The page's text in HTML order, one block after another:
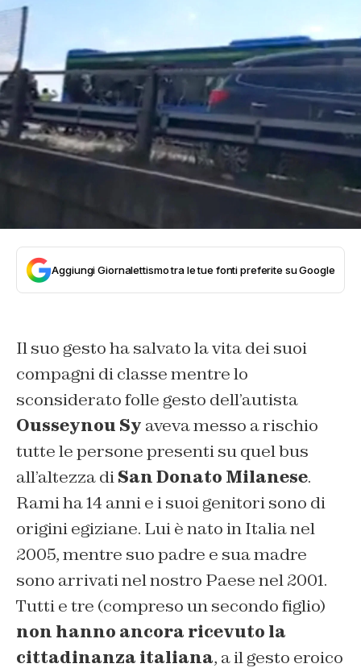
Aggiungi Giornalettismo tra le tue fonti preferite su Google
Il suo gesto ha salvato la vita dei suoi
compagni di classe mentre lo
sconsiderato folle gesto dell’autista
Ousseynou Sy aveva messo a rischio
tutte le persone presenti su quel bus
all’altezza diSan Donato Milanese.
Rami ha 14 anni e i suoi genitori sono di
origini egiziane. Lui è nato in Italia nel
2005, mentre suo padre e sua madre
sono arrivati nel nostro Paese nel 2001.
Tutti e tre (compreso un secondo figlio)
non hanno ancora ricevuto la
cittadinanza italiana, a il gesto eroico